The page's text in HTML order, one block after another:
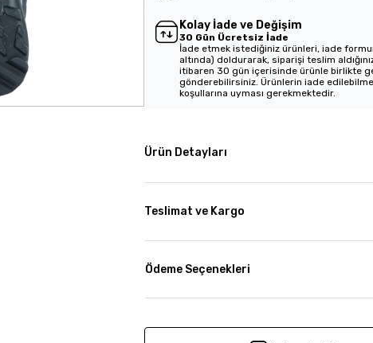
Kolay İade ve Değişim
30 Gün Ücretsiz İade
İade etmek istediğiniz ürünleri, iade
altında) doldurarak, siparişi teslim
itibaren 30 gün içerisinde ürünle birlikte
gönderebilirsiniz. Ürünlerin iade
koşullarına uyması gerekmektedir.
Ürün Detayları
Teslimat ve Kargo
Ödeme Seçenekleri